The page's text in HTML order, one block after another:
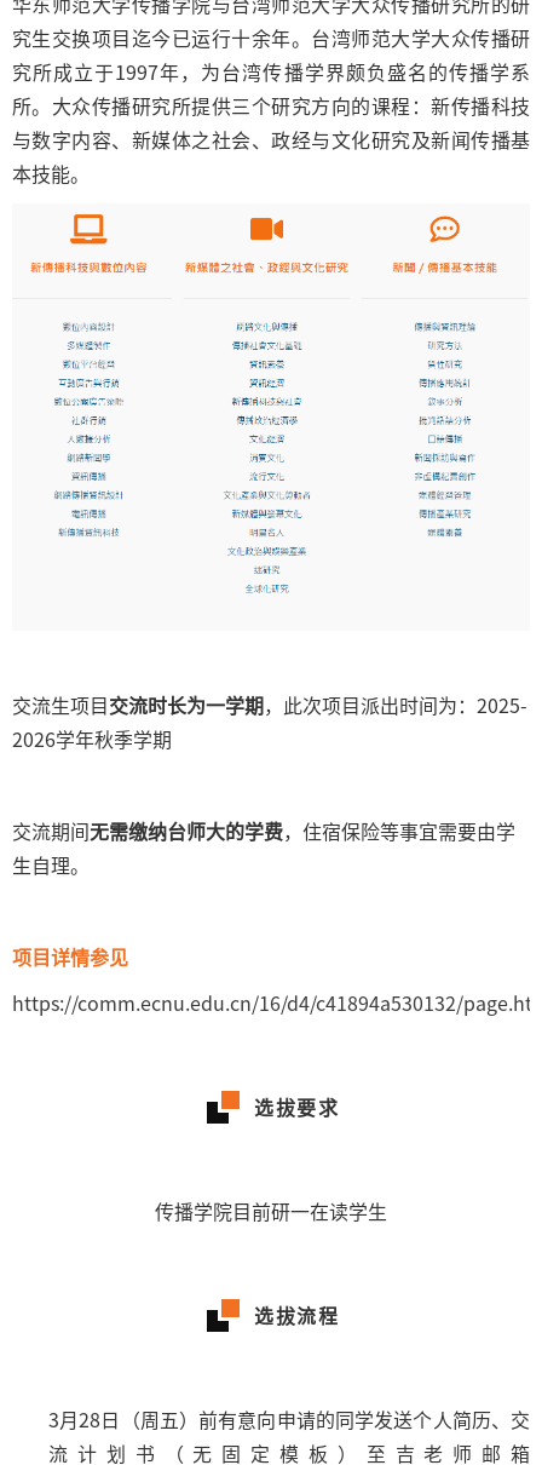
华东师范大学传播学院与台湾师范大学大众传播研究所的研
究生交换项目迄今已运行十余年。台湾师范大学大众传播研
究所成立于1997年，为台湾传播学界颇负盛名的传播学系
所。大众传播研究所提供三个研究方向的课程：新传播科技
与数字内容、新媒体之社会、政经与文化研究及新闻传播基
本技能。
交流生项目 交流时长为一学期 ，此次项目派出时间为：2025-
2026学年秋季学期
交流期间 无需缴纳台师大的学费，住宿保险等事宜需要由学
生自理。
项目详情参见
https://comm.ecnu.edu.cn/16/d4/c41894a530132/
选拔要求
传播学院目前研一在读学生
选拔流程
3月28日（周五）前有意向申请的同学发送个人简历、交
流计划书（无固定模板）至吉老师邮箱